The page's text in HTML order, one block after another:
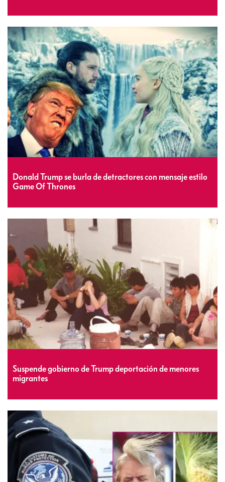
Donald Trump se burla de detractores con mensaje estilo
Game Of Thrones
Suspende gobierno de Trump deportación de menores
migrantes